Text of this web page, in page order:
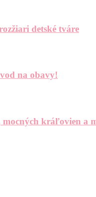
detské tváre
na obavy!
mocných kráľovien a